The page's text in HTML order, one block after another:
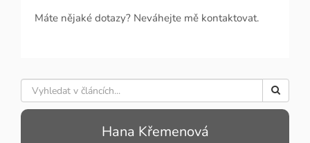
Máte nějaké dotazy? Neváhejte mě kontaktovat.
Hana Křemenová